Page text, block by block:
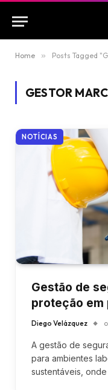
Home » Posts Tagged
GESTOR
NOTÍCIAS
Gestão de
proteção em
Diego Velázquez
A gestão de
para ambientes
sustentáveis,